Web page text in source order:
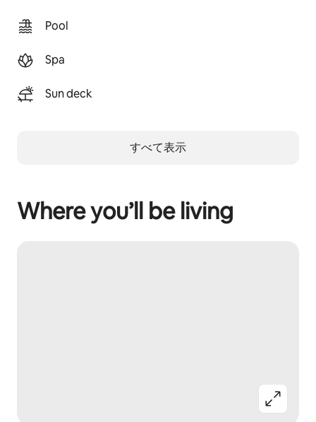
Pool
Spa
Sun deck
すべて表示
Where you’ll be living